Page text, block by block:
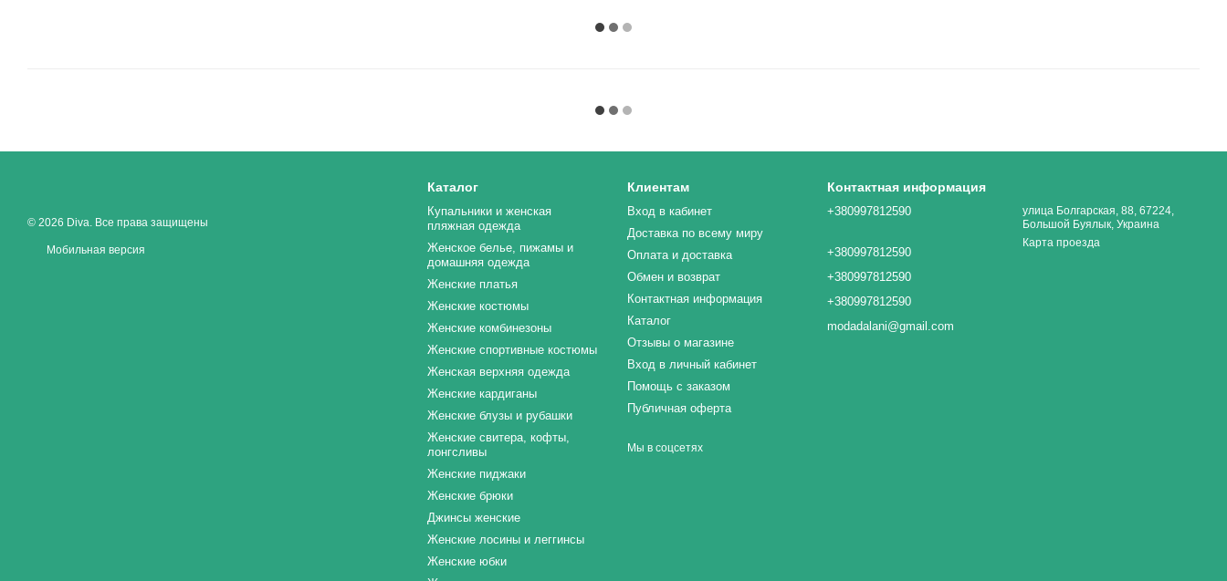
© 2026 Diva. Все права защищены
Мобильная версия
Каталог
Купальники и женская
пляжная одежда
Женское белье, пижамы и
домашняя одежда
Женские платья
Женские костюмы
Женские комбинезоны
Женские спортивные костюмы
Женская верхняя одежда
Женские кардиганы
Женские блузы и рубашки
Женские свитера, кофты,
лонгсливы
Женские пиджаки
Женские брюки
Джинсы женские
Женские лосины и леггинсы
Женские юбки
Клиентам
Вход в кабинет
Доставка по всему миру
Оплата и доставка
Обмен и возврат
Контактная информация
Каталог
Отзывы о магазине
Вход в личный кабинет
Помощь с заказом
Публичная оферта
Мы в соцсетях
Контактная информация
+380997812590
+380997812590
+380997812590
+380997812590
modadalani@gmail.com
улица Болгарская, 88, 67224,
Большой Буялык, Украина
Карта проезда